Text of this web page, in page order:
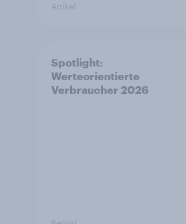
Artikel
Spotlight:
Werteorientierte
Verbraucher 2026